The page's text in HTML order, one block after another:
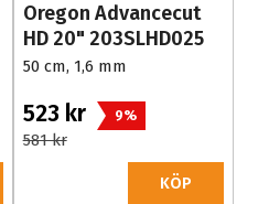
Oregon Advancecut
HD 20" 203SLHD025
50 cm, 1,6 mm
523 kr 9%
581 kr
KÖP